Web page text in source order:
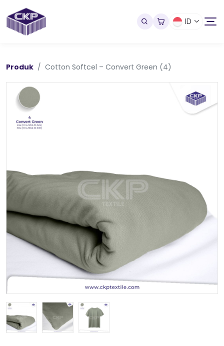
ID
Produk Cotton Softcel – Convert Green (4)